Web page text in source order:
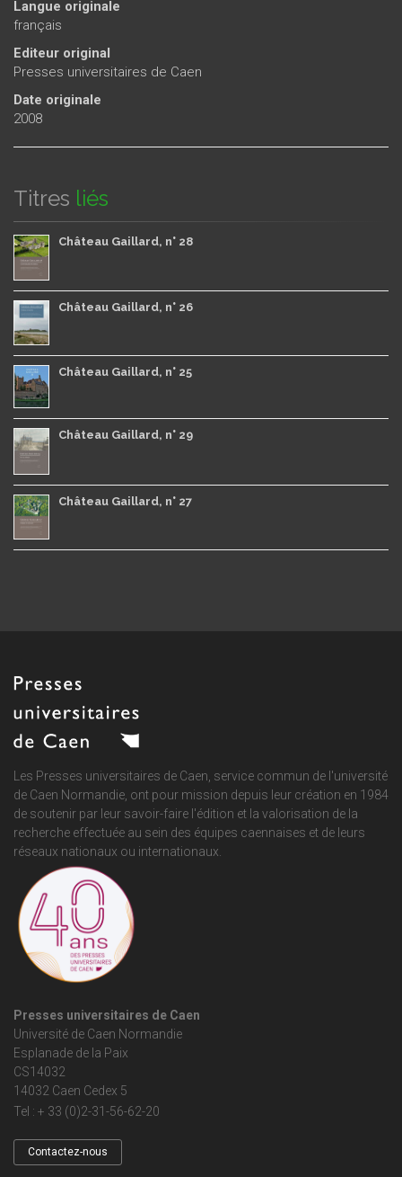
Langue originale
français
Editeur original
Presses universitaires de Caen
Date originale
2008
Titres liés
Château Gaillard, n° 28
Château Gaillard, n° 26
Château Gaillard, n° 25
Château Gaillard, n° 29
Château Gaillard, n° 27
Les Presses universitaires de Caen, service commun de l'université
de Caen Normandie , ont pour mission depuis leur création en 1984
de soutenir par leur savoir-faire l'édition et la valorisation de la
recherche effectuée au sein des équipes caennaises et de leurs
réseaux nationaux ou internationaux.
Presses universitaires de Caen
Université de Caen Normandie
Esplanade de la Paix
CS14032
14032 Caen Cedex 5
Tel : + 33 (0)2-31-56-62-20
Contactez-nous